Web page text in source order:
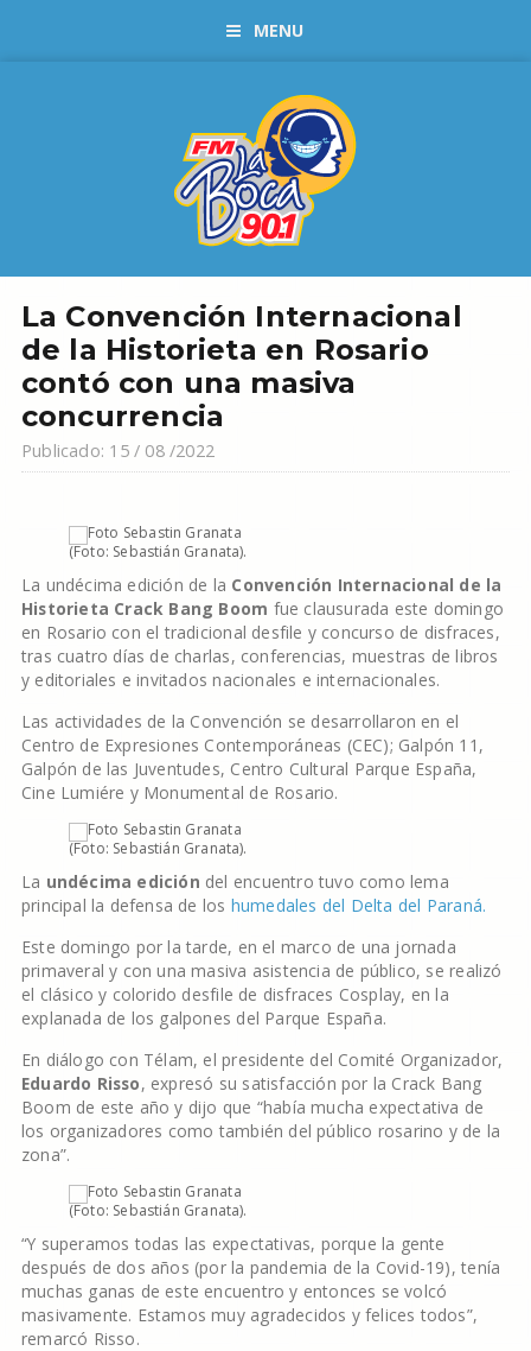
MENU
La Convención Internacional
de la Historieta en Rosario
contó con una masiva
concurrencia
Publicado: 15 / 08 /2022
(Foto: Sebastián Granata).
La undécima edición de la Convención Internacional de la
Historieta Crack Bang Boom fue clausurada este domingo
en Rosario con el tradicional desfile y concurso de disfraces,
tras cuatro días de charlas, conferencias, muestras de libros
y editoriales e invitados nacionales e internacionales.
Las actividades de la Convención se desarrollaron en el
Centro de Expresiones Contemporáneas (CEC); Galpón 11,
Galpón de las Juventudes, Centro Cultural Parque España,
Cine Lumiére y Monumental de Rosario.
(Foto: Sebastián Granata).
La undécima edición del encuentro tuvo como lema
principal la defensa de los humedales del Delta del Paraná.
Este domingo por la tarde, en el marco de una jornada
primaveral y con una masiva asistencia de público, se realizó
el clásico y colorido desfile de disfraces Cosplay, en la
explanada de los galpones del Parque España.
En diálogo con Télam, el presidente del Comité Organizador,
Eduardo Risso, expresó su satisfacción por la Crack Bang
Boom de este año y dijo que “había mucha expectativa de
los organizadores como también del público rosarino y de la
zona”.
(Foto: Sebastián Granata).
“Y superamos todas las expectativas, porque la gente
después de dos años (por la pandemia de la Covid-19), tenía
muchas ganas de este encuentro y entonces se volcó
masivamente. Estamos muy agradecidos y felices todos”,
remarcó Risso.